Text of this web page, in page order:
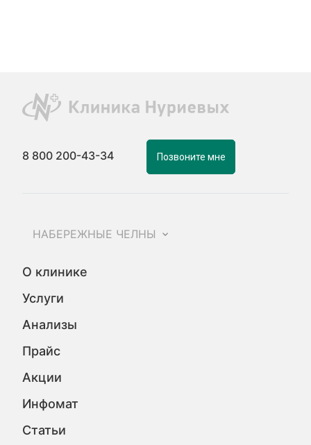
8 800 200-43-34 Позвоните мне
НАБЕРЕЖНЫЕ ЧЕЛНЫ
О клинике
Услуги
Анализы
Прайс
Акции
Инфомат
Статьи